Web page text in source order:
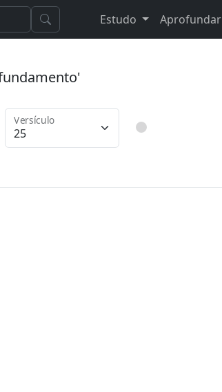
Estudo Aprofundar
Versículo